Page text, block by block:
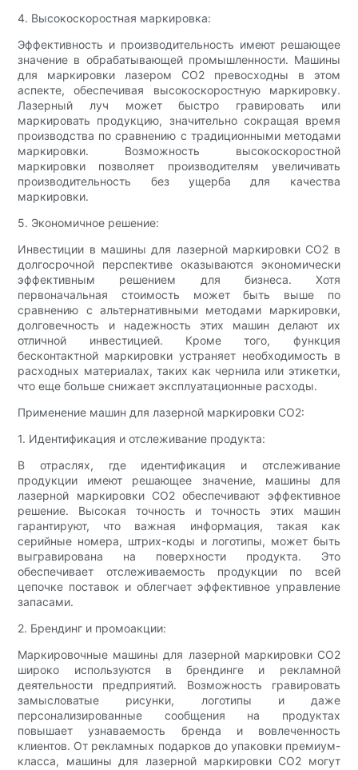
4. Высокоскоростная маркировка:
Эффективность и производительность имеют решающее
значение в обрабатывающей промышленности. Машины
для маркировки лазером CO2 превосходны в этом
аспекте, обеспечивая высокоскоростную маркировку.
Лазерный луч может быстро гравировать или
маркировать продукцию, значительно сокращая время
производства по сравнению с традиционными методами
маркировки. Возможность высокоскоростной
маркировки позволяет производителям увеличивать
производительность без ущерба для качества
маркировки.
5. Экономичное решение:
Инвестиции в машины для лазерной маркировки CO2 в
долгосрочной перспективе оказываются экономически
эффективным решением для бизнеса. Хотя
первоначальная стоимость может быть выше по
сравнению с альтернативными методами маркировки,
долговечность и надежность этих машин делают их
отличной инвестицией. Кроме того, функция
бесконтактной маркировки устраняет необходимость в
расходных материалах, таких как чернила или этикетки,
что еще больше снижает эксплуатационные расходы.
Применение машин для лазерной маркировки CO2:
1. Идентификация и отслеживание продукта:
В отраслях, где идентификация и отслеживание
продукции имеют решающее значение, машины для
лазерной маркировки CO2 обеспечивают эффективное
решение. Высокая точность и точность этих машин
гарантируют, что важная информация, такая как
серийные номера, штрих-коды и логотипы, может быть
выгравирована на поверхности продукта. Это
обеспечивает отслеживаемость продукции по всей
цепочке поставок и облегчает эффективное управление
запасами.
2. Брендинг и промоакции:
Маркировочные машины для лазерной маркировки CO2
широко используются в брендинге и рекламной
деятельности предприятий. Возможность гравировать
замысловатые рисунки, логотипы и даже
персонализированные сообщения на продуктах
повышает узнаваемость бренда и вовлеченность
клиентов. От рекламных подарков до упаковки премиум-
класса, машины для лазерной маркировки CO2 могут